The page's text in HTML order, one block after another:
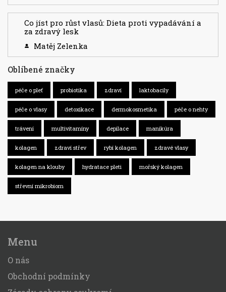
Co jíst pro růst vlasů: Dieta proti vypadávání a
za zdravý lesk
Matěj Zelenka
Oblíbené značky
péče o pleť probiotika zdraví laktobacily
péče o vlasy detoxikace dermokosmetika péče o nehty
trávení multivitamíny depilace manikúra
kolagen zdraví střev rybí kolagen zdravé vlasy
kolagen na klouby hydratace pleti mořský kolagen
střevní mikrobiom
Menu
O nás
Obchodní podmínky